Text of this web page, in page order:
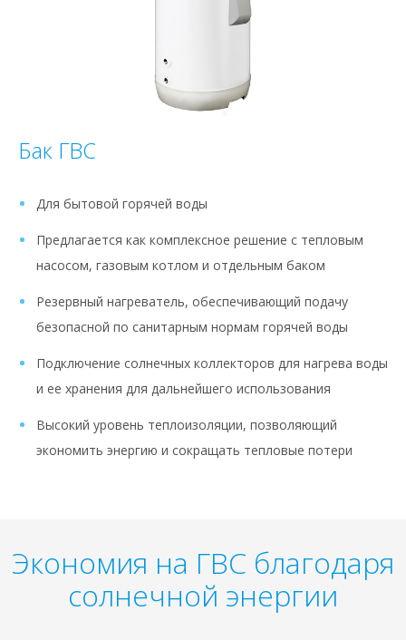
Бак ГВС
Для бытовой горячей воды
Предлагается как комплексное решение с тепловым
насосом, газовым котлом и отдельным баком
Резервный нагреватель, обеспечивающий подачу
безопасной по санитарным нормам горячей воды
Подключение солнечных коллекторов для нагрева воды
и ее хранения для дальнейшего использования
Высокий уровень теплоизоляции, позволяющий
экономить энергию и сокращать тепловые потери
Экономия на ГВС благодаря
солнечной энергии